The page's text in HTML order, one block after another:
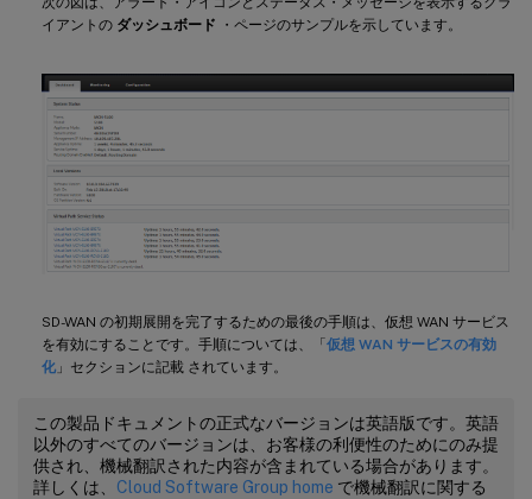
イアントの ダッシュボード ・ページのサンプルを示しています。
SD-WAN の初期展開を完了するための最後の手順は、仮想 WAN サービス
を有効にすることです。手順については、「 仮想 WAN サービスの有効
化 」セクションに記載 されています。
この製品ドキュメントの正式なバージョンは英語版です。英語
以外のすべてのバージョンは、お客様の利便性のためにのみ提
供され、機械翻訳された内容が含まれている場合があります。
詳しくは、 Cloud Software Group home で機械翻訳に関する